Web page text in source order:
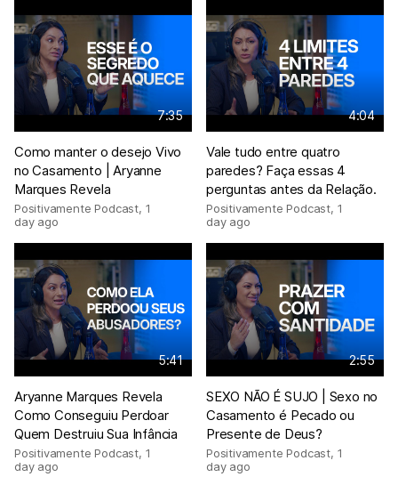
7:35
Como manter o desejo Vivo
no Casamento | Aryanne
Marques Revela
Positivamente Podcast, 1
day ago
4:04
Vale tudo entre quatro
paredes? Faça essas 4
perguntas antes da Relação.
Positivamente Podcast, 1
day ago
5:41
Aryanne Marques Revela
Como Conseguiu Perdoar
Quem Destruiu Sua Infância
Positivamente Podcast, 1
day ago
2:55
SEXO NÃO É SUJO | Sexo no
Casamento é Pecado ou
Presente de Deus?
Positivamente Podcast, 1
day ago